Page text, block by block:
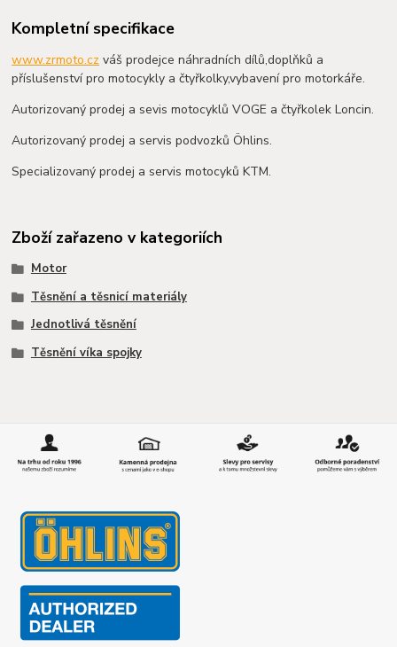
Kompletní specifikace
www.zrmoto.cz váš prodejce náhradních dílů,doplňků a
příslušenství pro motocykly a čtyřkolky,vybavení pro motorkáře.
Autorizovaný prodej a sevis motocyklů VOGE a čtyřkolek Loncin.
Autorizovaný prodej a servis podvozků Öhlins.
Specializovaný prodej a servis motocyků KTM.
Zboží zařazeno v kategoriích
Motor
Těsnění a těsnicí materiály
Jednotlivá těsnění
Těsnění víka spojky